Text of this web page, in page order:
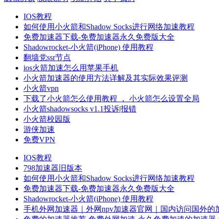
IOS教程
如何使用小火箭和Shadow Socks进行网络加速教程
免费加速器下载-免费加速器永久免费版大全
Shadowrocket-小火箭(iPhone) 使用教程
翻墙党ssr节点
ios火箭加速怎么用苹果手机
小火箭加速器的使用方法详解及其实际效果评测
小火箭vpn
下载了小火箭怎么使用教程 ， 小火箭怎么设置全局
小火箭shadowsocks v1.1投诉|报错
小火箭校园版
游侠加速
免费VPN
IOS教程
798加速器旧版本
如何使用小火箭和Shadow Socks进行网络加速教程
免费加速器下载-免费加速器永久免费版大全
Shadowrocket-小火箭(iPhone) 使用教程
手机外网加速器｜外网npv加速器官网｜国内访问国外的